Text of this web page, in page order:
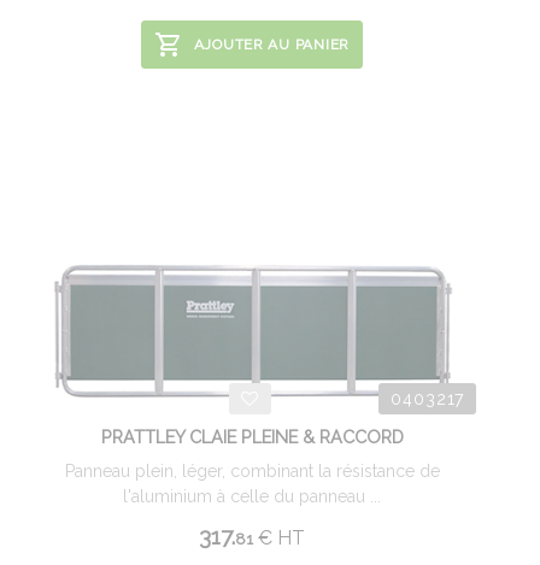
AJOUTER AU PANIER
0403217
PRATTLEY CLAIE PLEINE & RACCORD
Panneau plein, léger, combinant la résistance de
l'aluminium à celle du panneau ...
317.81 € HT